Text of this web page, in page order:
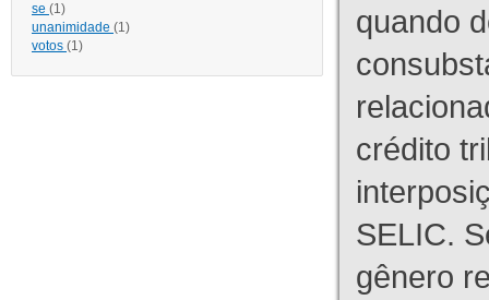
se (1)
unanimidade (1)
votos (1)
quando
crédito
SELIC.
gênero